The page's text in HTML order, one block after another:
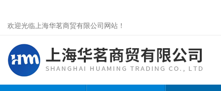
欢迎光临上海华茗商贸有限公司网站！